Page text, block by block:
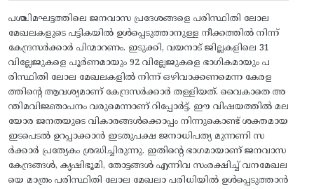
പശ്ചിമഘട്ടത്തിലെ ജനവാസ പ്രദേശങ്ങളെ പരിസ്ഥിതി ലോല
മേഖലകളുടെ പട്ടികയില്‍ ഉള്‍പ്പെടുത്താനുള്ള നീക്കത്തില്‍ നിന്ന്‌
കേന്ദ്രസര്‍ക്കാര്‍ പിന്മാറണം. ഇടുക്കി, വയനാട്‌ ജില്ലകളിലെ 31
വില്ലേജുകളെ പൂര്‍ണമായും 92 വില്ലേജുകളെ ഭാഗികമായും പ
രിസ്ഥിതി ലോല മേഖലകളില്‍ നിന്ന്‌ ഒഴിവാക്കണമെന്ന കേരള
ത്തിന്റെ ആവശ്യമാണ്‌ കേന്ദ്രസര്‍ക്കാര്‍ തള്ളിയത്‌. വൈകാതെ അ
ന്തിമവിജ്ഞാപനം വരുമെന്നാണ്‌ റിപ്പോര്‍ട്ട്‌. ഈ വിഷയത്തില്‍ മല
യോര ജനതയുടെ വികാരങ്ങള്‍ക്കൊപ്പം നിന്നുകൊണ്ട്‌ ശക്തമായ
ഇടപെടല്‍ ഉറപ്പാക്കാന്‍ ഇടതുപക്ഷ ജനാധിപത്യ മുന്നണി സ
ര്‍ക്കാര്‍ പ്രത്യേകം ശ്രദ്ധിച്ചിരുന്നു. ഇതിന്റെ ഭാഗമായാണ്‌ ജനവാസ
കേന്ദ്രങ്ങള്‍, കൃഷിഭൂമി, തോട്ടങ്ങള്‍ എന്നിവ സംരക്ഷിച്ച്‌ വനമേഖല
യെ മാത്രം പരിസ്ഥിതി ലോല മേഖലാ പരിധിയില്‍ ഉള്‍പ്പെടുത്താന്‍